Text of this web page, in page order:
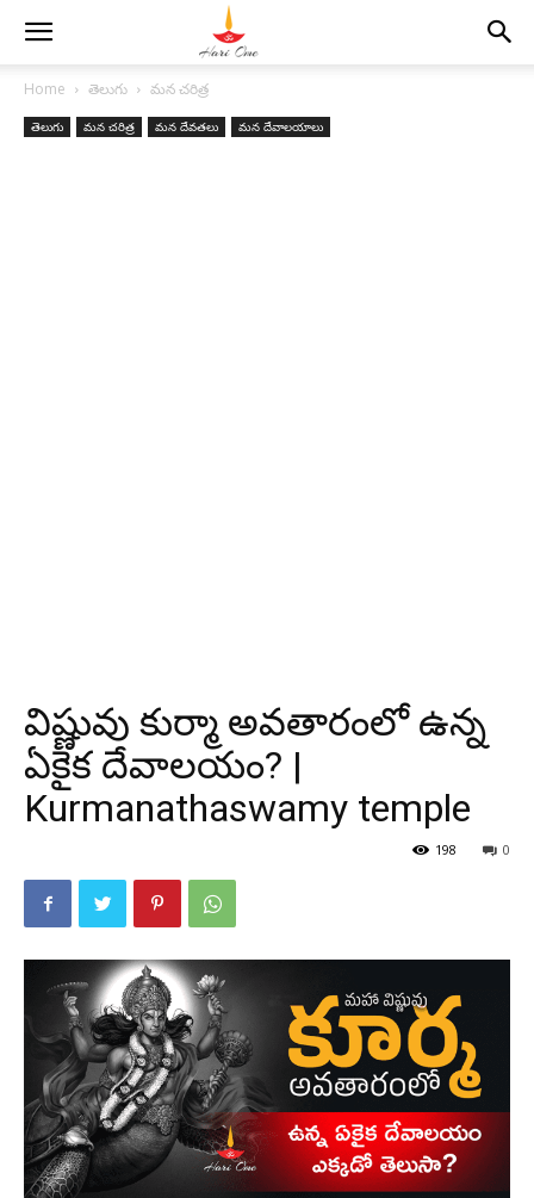
Home తెలుగు మన చరిత్ర
తెలుగు మన చరిత్ర మన దేవతలు మన దేవాలయాలు
విష్ణువు కుర్మా అవతారంలో ఉన్న
ఏకైక దేవాలయం? |
Kurmanathaswamy temple
0
198